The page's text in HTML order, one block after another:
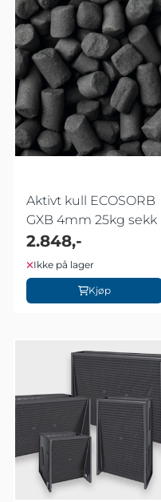
Aktivt kull ECOSORB
GXB 4mm 25kg sekk
2.848,-
Ikke på lager
Kjøp